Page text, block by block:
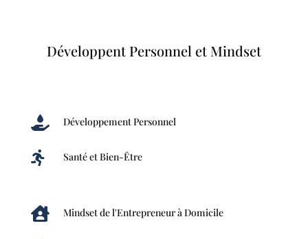
Développent Personnel et Mindset
 Développement Personnel
 Santé et Bien-Être
 Mindset de l'Entrepreneur à Domicile